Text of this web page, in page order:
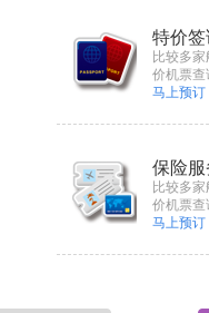
特价签
比较多
价机票查
马上预订
保险服
比较多
价机票查
马上预订